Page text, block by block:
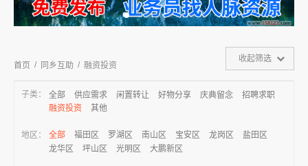
首页 / 同乡互助 / 融资投资
收起筛选
子类： 全部 供应需求 闲置转让 好物分享 庆典留念
招聘求职
融资投资
其他
地区： 全部 福田区 罗湖区 南山区 宝安区 龙岗区
盐田区
龙华区
坪山区 光明区 大鹏新区